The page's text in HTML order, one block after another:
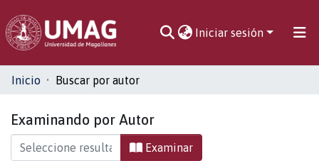
Iniciar sesión
Comunidades
Inicio Buscar por autor
Examinando por Autor
Examinar